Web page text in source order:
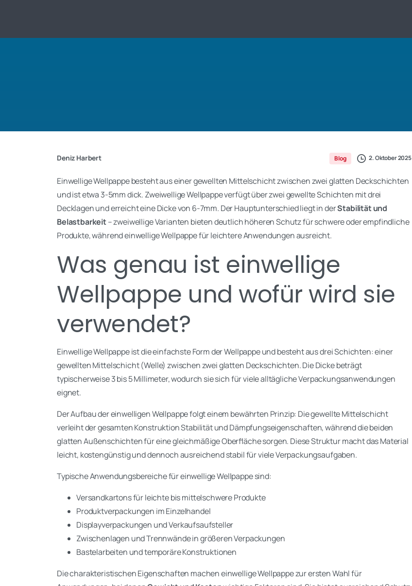
Deniz Harbert Blog 2. Oktober 2025
Einwellige Wellpappe besteht aus einer gewellten Mittelschicht zwischen zwei glatten Deckschichten
und ist etwa 3-5mm dick. Zweiwellige Wellpappe verfügt über zwei gewellte Schichten mit drei
Decklagen und erreicht eine Dicke von 6-7mm. Der Hauptunterschied liegt in derStabilität und
Belastbarkeit– zweiwellige Varianten bieten deutlich höheren Schutz für schwere oder empfindliche
Produkte, während einwellige Wellpappe für leichtere Anwendungen ausreicht.
Was genau ist einwellige
Wellpappe und wofür wird sie
verwendet?
Einwellige Wellpappe ist die einfachste Form der Wellpappe und besteht aus drei Schichten: einer
gewellten Mittelschicht (Welle) zwischen zwei glatten Deckschichten. Die Dicke beträgt
typischerweise 3 bis 5 Millimeter, wodurch sie sich für viele alltägliche Verpackungsanwendungen
eignet.
Der Aufbau der einwelligen Wellpappe folgt einem bewährten Prinzip: Die gewellte Mittelschicht
verleiht der gesamten Konstruktion Stabilität und Dämpfungseigenschaften, während die beiden
glatten Außenschichten für eine gleichmäßige Oberfläche sorgen. Diese Struktur macht das Material
leicht, kostengünstig und dennoch ausreichend stabil für viele Verpackungsaufgaben.
Typische Anwendungsbereiche für einwellige Wellpappe sind:
Versandkartons für leichte bis mittelschwere Produkte
Produktverpackungen im Einzelhandel
Displayverpackungen und Verkaufsaufsteller
Zwischenlagen und Trennwände in größeren Verpackungen
Bastelarbeiten und temporäre Konstruktionen
Die charakteristischen Eigenschaften machen einwellige Wellpappe zur ersten Wahl für